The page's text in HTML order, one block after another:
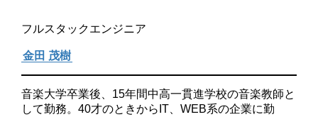
フルスタックエンジニア
金田 茂樹
音楽大学卒業後、15年間中高一貫進学校の音楽教師と
して勤務。40才のときからIT、WEB系の企業に勤